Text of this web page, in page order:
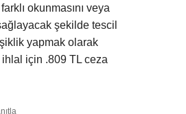
okunmasını veya
şekilde tescil
yapmak olarak
ihlal için .809 TL ceza